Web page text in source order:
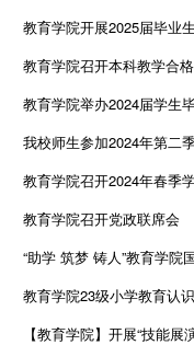
教育学院开展2025届毕业
教育学院召开本科教学合
教育学院举办2024届学生
我校师生参加2024年第二
教育学院召开2024年春季
教育学院召开党政联席会
“助学 筑梦 铸人”教育学院
教育学院23级小学教育认
【教育学院】开展“技能